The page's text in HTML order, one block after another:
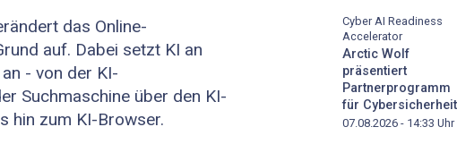
das Online-
auf. Dabei setzt KI an
- von der KI-
Suchmaschine über den KI-
hin zum KI-Browser.
Cyber AI Readiness
Accelerator
Arctic Wolf
präsentiert
Partnerprogramm
für Cybersicherheit
07.08.2026 - 14:33 Uhr